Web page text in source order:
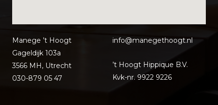
Manege ’t Hoogt
Gageldijk 103a
3566 MH, Utrecht
030-879 05 47
info@manegethoogt.nl
’t Hoogt Hippique B.V.
Kvk-nr. 9922 9226